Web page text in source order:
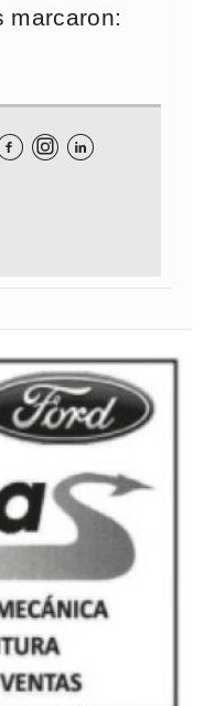
marcaron:
 